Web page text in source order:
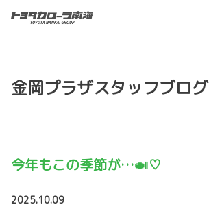
金岡プラザスタッフブログ
今年もこの季節が…🍛♡
2025.10.09